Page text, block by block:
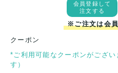
会員登録して
注文する
※ご注文は会
クーポン
*ご利用可能なクーポンがござ
す）